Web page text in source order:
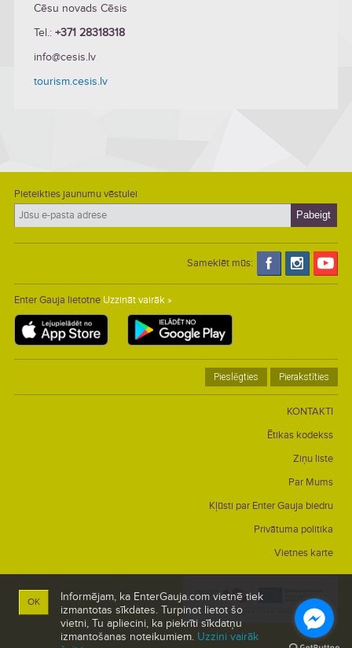
Cēsu novads Cēsis
Tel.: +371 28318318
info@cesis.lv
tourism.cesis.lv
Pieteikties jaunumu vēstulei
Sameklēt mūs:
Enter Gauja lietotne Uzzināt vairāk »
Pieslēgties Pierakstīties
KONTAKTI
Ētikas kodekss
Ziņu liste
Par Mums
Kļūsti par Enter Gauja biedru
Privātuma politika
Vietnes karte
OK
Informējam, ka EnterGauja.com vietnē tiek
izmantotas sīkdates. Turpinot lietot šo
vietni, Tu apliecini, ka piekrīti sīkdatņu
izmantošanas noteikumiem. Uzzini vairāk